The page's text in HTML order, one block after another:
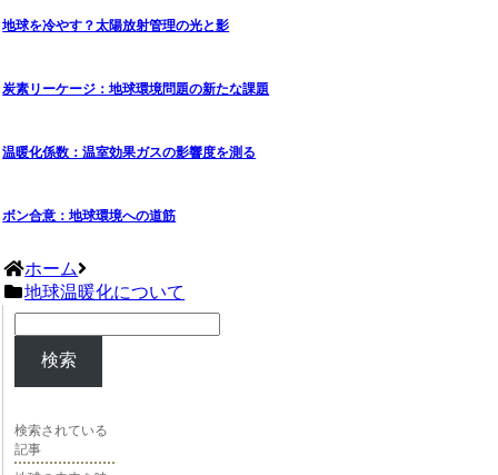
地球を冷やす？太陽放射管理の光と影
炭素リーケージ：地球環境問題の新たな課題
温暖化係数：温室効果ガスの影響度を測る
ボン合意：地球環境への道筋
ホーム
地球温暖化について
検索
検索されている
記事